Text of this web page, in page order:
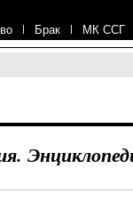
| Брак | МК ССГ